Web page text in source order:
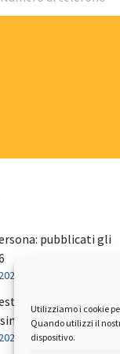
Utilizziamo i cookie
Quando utilizzi il
dispositivo.
pubblicati gli
torna con la
edizione